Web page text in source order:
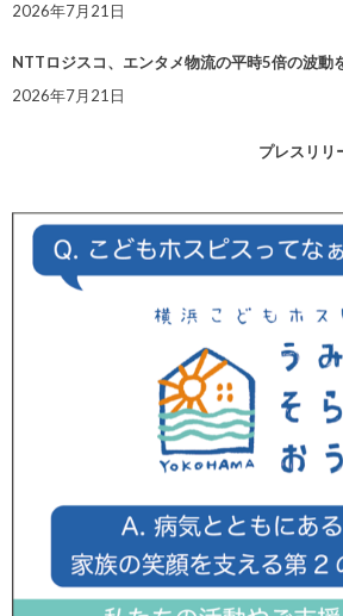
2026年7月21日
NTTロジスコ、エンタメ物流の平時5倍の波
2026年7月21日
プレスリリ